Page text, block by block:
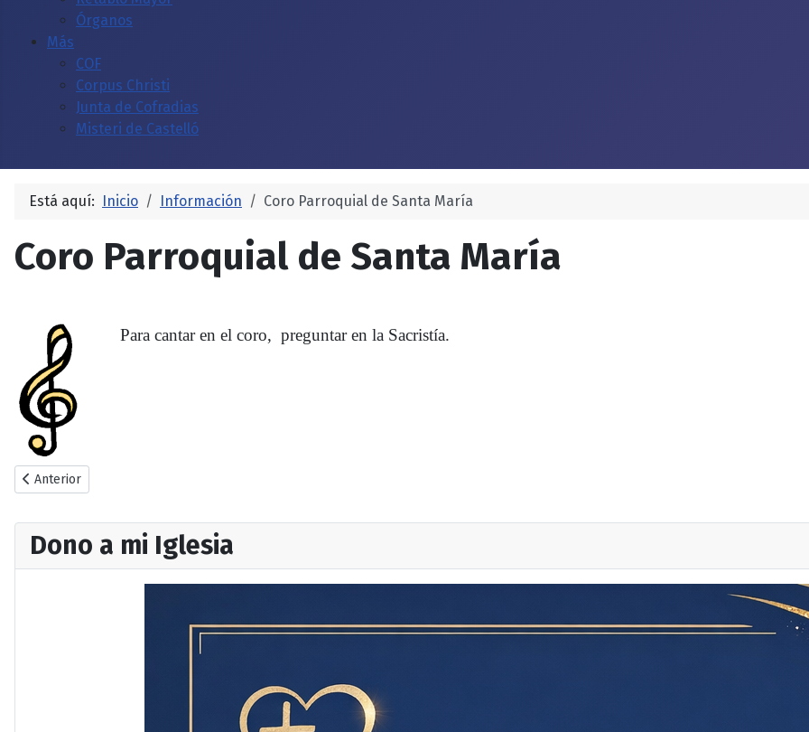
Órganos
Más
COF
Corpus Christi
Junta de Cofradias
Misteri de Castelló
Está aquí: Inicio Información Coro Parroquial de Santa María
Coro Parroquial de Santa María
Para cantar en el coro, preguntar en la Sacristía.
Artículo anterior: Horario
Anterior
Dono a mi Iglesia